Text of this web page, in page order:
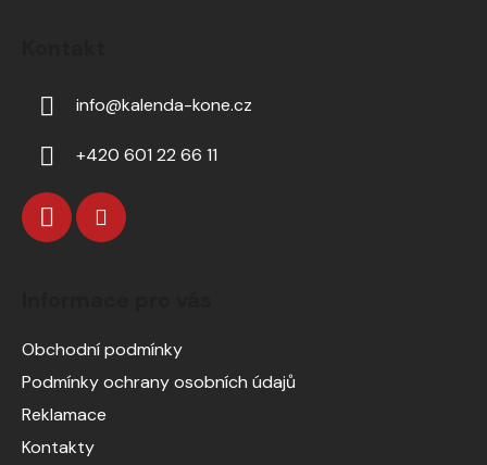
info@kalenda-kone.cz
+420 601 22 66 11
Obchodní podmínky
Podmínky ochrany osobních údajů
Reklamace
Kontakty